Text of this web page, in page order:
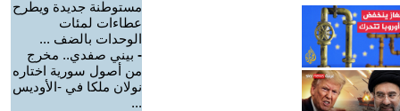
مستوطنة جديدة ويطرح
عطاءات لمئات
الوحدات بالضف ...
- بيني صفدي.. مخرج
من أصول سورية اختاره
نولان ملكا في -الأوديس
...